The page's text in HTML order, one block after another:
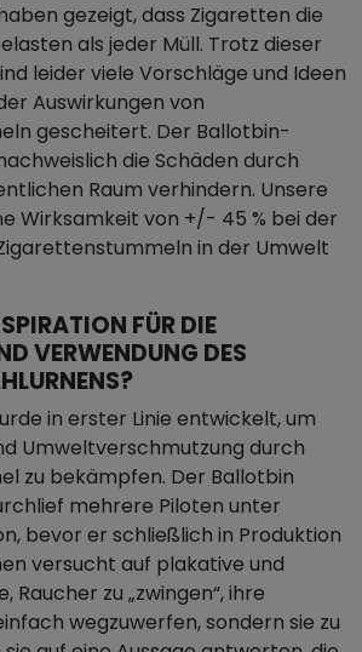
gezeigt, dass Zigaretten die
als jeder Müll. Trotz dieser
leider viele Vorschläge und Ideen
Auswirkungen von
gescheitert. Der Ballotbin-
die Schäden durch
Raum verhindern. Unsere
Wirksamkeit von +/- 45 % bei der
in der Umwelt
FÜR DIE
VERWENDUNG DES
in erster Linie entwickelt, um
Umweltverschmutzung durch
zu bekämpfen. Der Ballotbin
mehrere Piloten unter
bevor er schließlich in Produktion
versucht auf plakative und
Raucher zu „zwingen“, ihre
wegzuwerfen, sondern sie zu